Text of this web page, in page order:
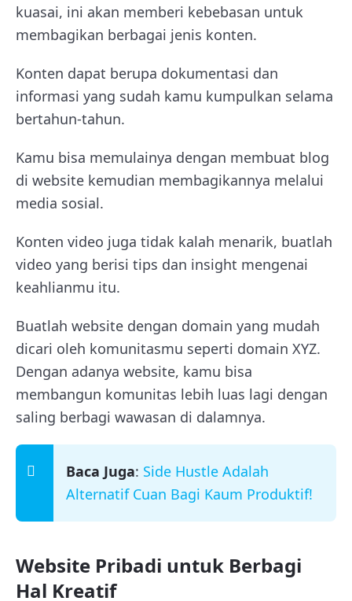
kuasai, ini akan memberi kebebasan untuk
membagikan berbagai jenis konten.
Konten dapat berupa dokumentasi dan
informasi yang sudah kamu kumpulkan selama
bertahun-tahun.
Kamu bisa memulainya dengan membuat blog
di website kemudian membagikannya melalui
media sosial.
Konten video juga tidak kalah menarik, buatlah
video yang berisi tips dan insight mengenai
keahlianmu itu.
Buatlah website dengan domain yang mudah
dicari oleh komunitasmu seperti domain XYZ.
Dengan adanya website, kamu bisa
membangun komunitas lebih luas lagi dengan
saling berbagi wawasan di dalamnya.
Baca Juga: Side Hustle Adalah
Alternatif Cuan Bagi Kaum Produktif!
Website Pribadi untuk Berbagi
Hal Kreatif